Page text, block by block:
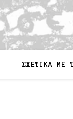
ΣΧΕΤΙΚΑ ΜΕ